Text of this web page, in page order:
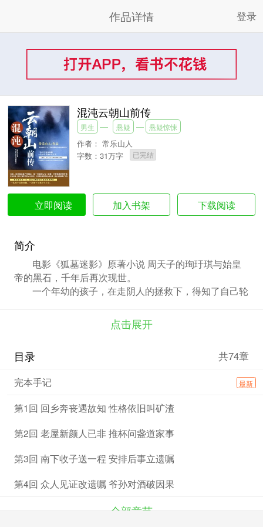
作品详情 登录
混沌云朝山前传
男生 悬疑 悬疑惊悚
作者： 常乐山人
字数：31万字
已完结
立即阅读 加入书架 下载阅读
简介
电影《狐墓迷影》原著小说 周天子的珣玗琪与始皇
帝的黑石，千年后再次现世。
一个年幼的孩子，在走阴人的拯救下，得知了自己轮
从巍峨诡秘的医巫闾山，到浩瀚无边的西沙海域，
《前传》带你走入一个拷问灵魂的世界！
点击展开
目录 共74章
完本手记 最新
第1回 回乡奔丧遇故知 性格依旧叫矿渣
第2回 老屋新颜人已非 推杯问盏道家事
第3回 南下收子送一程 安排后事立遗嘱
第4回 众人见证改遗嘱 爷孙对酒破因果
全部章节